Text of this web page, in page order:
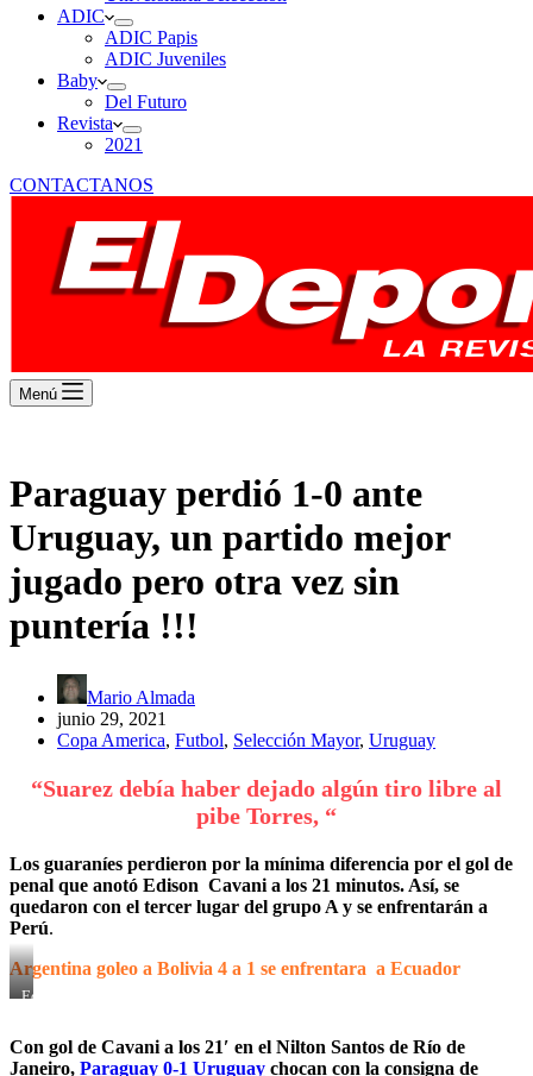
ADIC
ADIC Papis
ADIC Juveniles
Baby
Del Futuro
Revista
2021
CONTACTANOS
Menú
Paraguay perdió 1-0 ante
Uruguay, un partido mejor
jugado pero otra vez sin
puntería !!!
Mario Almada
junio 29, 2021
Copa America, Futbol, Selección Mayor, Uruguay
“Suarez debía haber dejado algún tiro libre al
pibe Torres, “
Los guaraníes perdieron por la mínima diferencia por el gol de
penal que anotó Edison Cavani a los 21 minutos. Así, se
quedaron con el tercer lugar del grupo A y se enfrentarán a
Perú.
Argentina goleo a Bolivia 4 a 1 se enfrentara a Ecuador
Edinson
el
festejo
Con gol de Cavani a los 21′ en el Nilton Santos de Río de
Janeiro, Paraguay 0-1 Uruguay chocan con la consigna de